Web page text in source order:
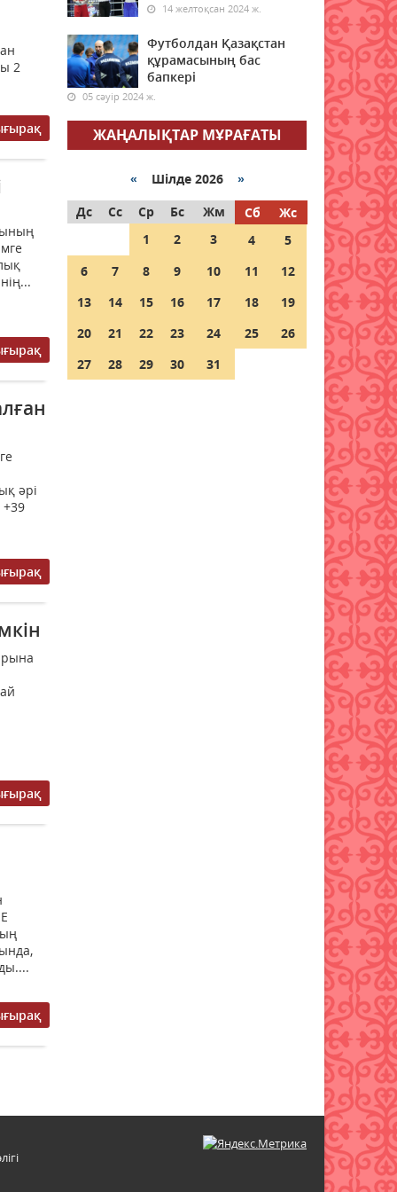
2
әрі
07 тамыз 2026 ж.
7 тамызға валюта бағамы
07 тамыз 2026 ж.
Енді бастауыш сынып
оқушылары ТЖБ мен БЖБ
07 тамыз 2026 ж. 42
Қазалы ауданында
қаржылық қауіпсіздік
Шетелде жүрген
қазақстандықтар Құрылтай
сайлауында қалай дауыс
береді?
14 желтоқсан 2024 ж.
Футболдан Қазақстан
құрамасының бас
бапкері
05 сәуір 2024 ж.
ЖАҢАЛЫҚТАР МҰРАҒАТЫ
« Шілде 2026 »
Дс
Сс Ср Бс Жм Сб
Жс
1
2 3 4
5
6
7 8 9 10 11
12
13
14 15 16 17 18
19
20
21 22 23 24 25
26
27
28 29 30 31